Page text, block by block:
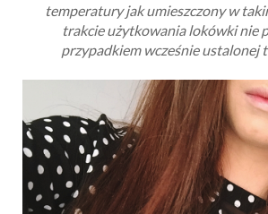
temperatury jak umieszczony w
trakcie użytkowania lokówki nie
przypadkiem wcześnie ustalonej